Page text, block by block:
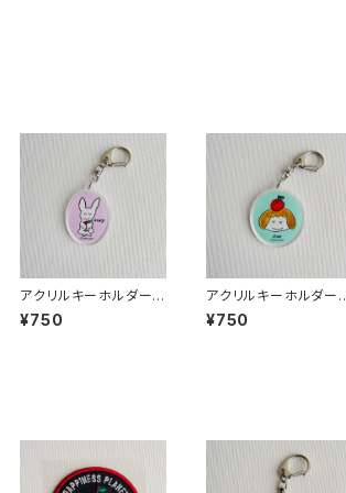
アクリルキーホルダー u
sagi （うさぎ）
¥750
アクリルキーホルダー・
char（チャー）
¥750